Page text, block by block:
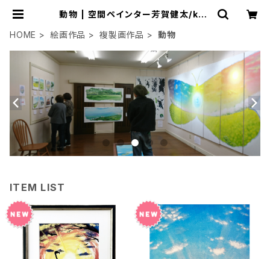
動物 | 空間ペインター芳賀健太/ken
HOME
絵画作品 複製画作品 動物
ITEM LIST